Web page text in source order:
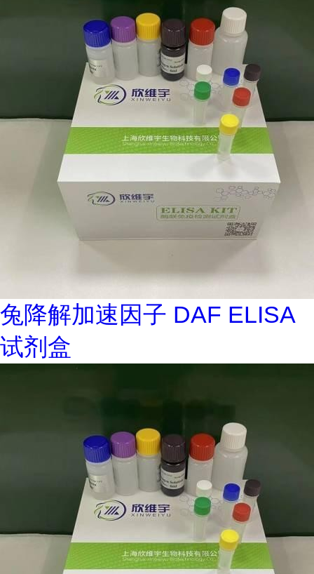
兔降解加速因子 DAF ELISA
试剂盒